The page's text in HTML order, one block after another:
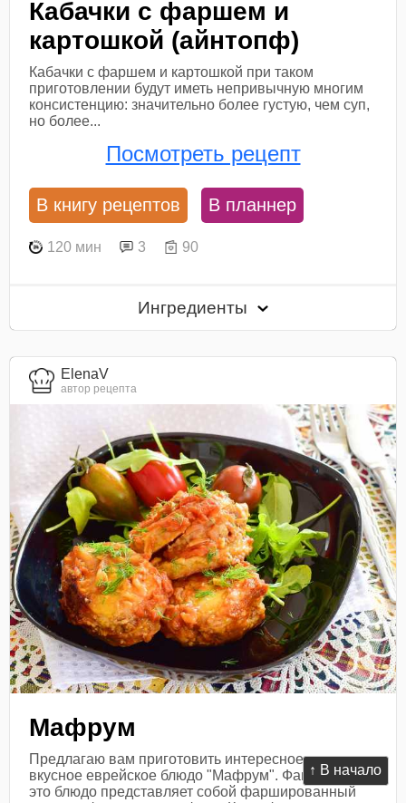
↑ В начало
Кабачки с фаршем и
картошкой (айнтопф)
Кабачки с фаршем и картошкой при таком
приготовлении будут иметь непривычную многим
консистенцию: значительно более густую, чем суп,
но более...
Посмотреть рецепт
В книгу рецептов В планнер
120 мин 3 90
Ингредиенты
ElenaV
автор рецепта
Мафрум
Предлагаю вам приготовить интересное и очень
вкусное еврейское блюдо "Мафрум". Фактически,
это блюдо представляет собой фаршированный